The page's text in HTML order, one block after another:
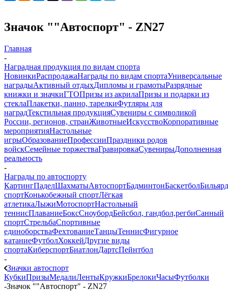
Значок ""Автоспорт" - ZN27
Главная
-
Наградная продукция по видам спорта
НовинкиРаспродажаНаграды по видам спортаУниверсальные
наградыАктивный отдыхДипломы и грамотыРазрядные
книжки и значкиГТОПризы из акрилаПризы и подарки из
стеклаПлакетки, панно, тарелкиФутляры для
наградТекстильная продукцияСувениры с символикой
России, регионов, странЖивотныеИскусствоКорпоративные
мероприятияНастольные
игрыОбразованиеПрофессииПраздники родов
войскСемейные торжестваГравировкаСувенирыДополненная
реальность
-
Награды по автоспорту
КартингПаделШахматыАвтоспортБадминтонБаскетболБильярд
спортКонькобежный спортЛёгкая
атлетикаЛыжиМотоспортНастольный
теннисПлаваниеБоксСноубордБейсбол, гандбол,регбиСанный
спортСтрельбаСпортивные
единоборстваФехтованиеТанцыТеннисФигурное
катаниеФутболХоккейДругие виды
спортаКиберспортБиатлонДартсПейнтбол
-
Значки автоспорт
КубкиПризыМедалиЛентыКружкиБрелокиЧасыФутболки
-Значок ""Автоспорт" - ZN27